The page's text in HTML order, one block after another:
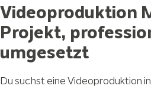
Videoproduktion
Projekt,
umgesetzt
Du suchst eine Videoproduktion